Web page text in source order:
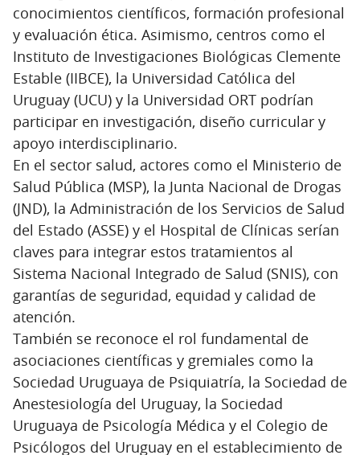
conocimientos científicos, formación profesional
y evaluación ética. Asimismo, centros como el
Instituto de Investigaciones Biológicas Clemente
Estable (IIBCE), la Universidad Católica del
Uruguay (UCU) y la Universidad ORT podrían
participar en investigación, diseño curricular y
apoyo interdisciplinario.
En el sector salud, actores como el Ministerio de
Salud Pública (MSP), la Junta Nacional de Drogas
(JND), la Administración de los Servicios de Salud
del Estado (ASSE) y el Hospital de Clínicas serían
claves para integrar estos tratamientos al
Sistema Nacional Integrado de Salud (SNIS), con
garantías de seguridad, equidad y calidad de
atención.
También se reconoce el rol fundamental de
asociaciones científicas y gremiales como la
Sociedad Uruguaya de Psiquiatría, la Sociedad de
Anestesiología del Uruguay, la Sociedad
Uruguaya de Psicología Médica y el Colegio de
Psicólogos del Uruguay en el establecimiento de